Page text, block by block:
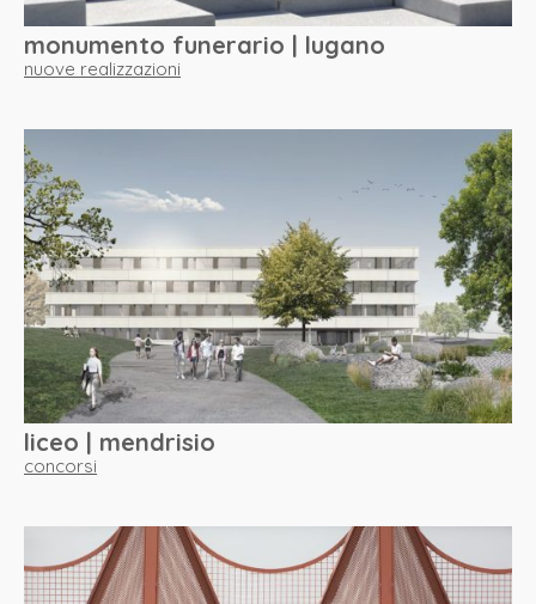
home
monumento funerario | lugano
nuove realizzazioni
liceo | mendrisio
concorsi